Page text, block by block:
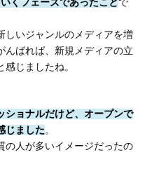
くフェーズであったこと で
しいジャンルのメディアを増
んばれば、新規メディアの立
じましたね。
ショナルだけど、オープンで
じました。
の人が多いイメージだったの